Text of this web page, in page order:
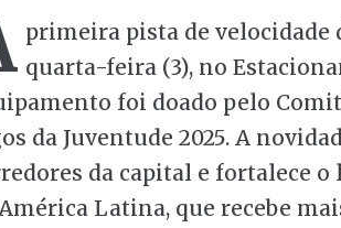
primeira pista de velocidade
quarta-feira (3), no
foi doado pelo
da Juventude 2025. A
da capital e fortalece
Latina, que recebe